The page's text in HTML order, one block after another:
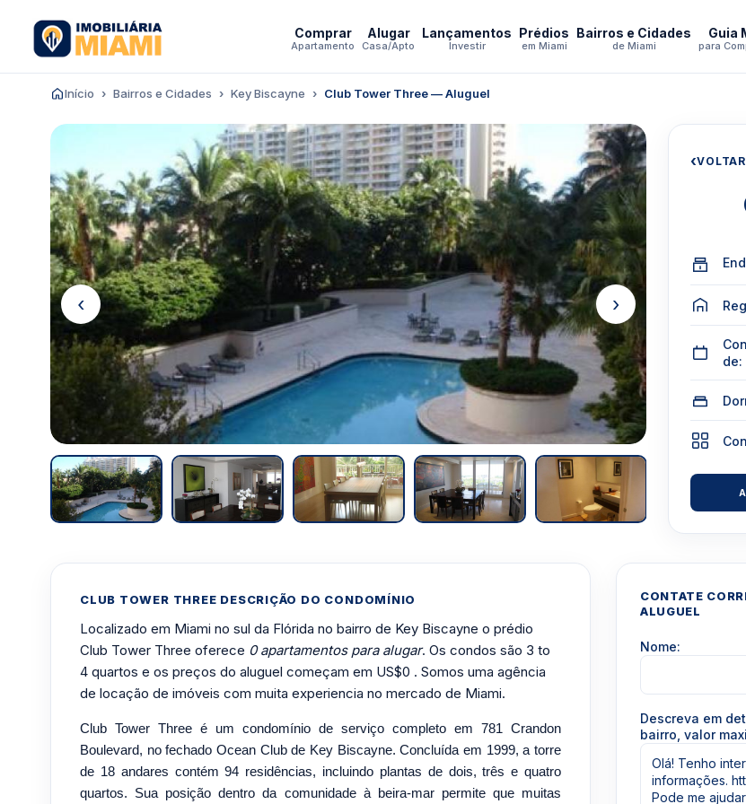
Comprar
Apartamento
Alugar
Casa/Apto
Lançamentos
Investir
Prédios
em Miami
Bairros e Cidades
de Miami
Guia
para
Início Bairros e Cidades Key Biscayne Club Tower Three — Aluguel
‹ ›
‹VOLTAR
de:
CLUB TOWER THREE DESCRIÇÃO DO CONDOMÍNIO
Localizado em Miami no sul da Flórida no bairro de Key Biscayne o prédio
Club Tower Three oferece 0 apartamentos para alugar. Os condos são 3 to
4 quartos e os preços do aluguel começam em US$0 . Somos uma agência
de locação de imóveis com muita experiencia no mercado de Miami.
Club Tower Three é um condomínio de serviço completo em 781 Crandon
Boulevard, no fechado Ocean Club de Key Biscayne. Concluída em 1999, a torre
de 18 andares contém 94 residências, incluindo plantas de dois, três e quatro
quartos. Sua posição dentro da comunidade à beira-mar permite que muitas
CONTATE
ALUGUEL
Nome:
Descreva em
bairro, valor